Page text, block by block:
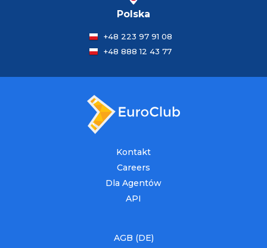
Polska
+48 223 97 91 08
+48 888 12 43 77
Kontakt
Careers
Dla Agentów
API
AGB (DE)